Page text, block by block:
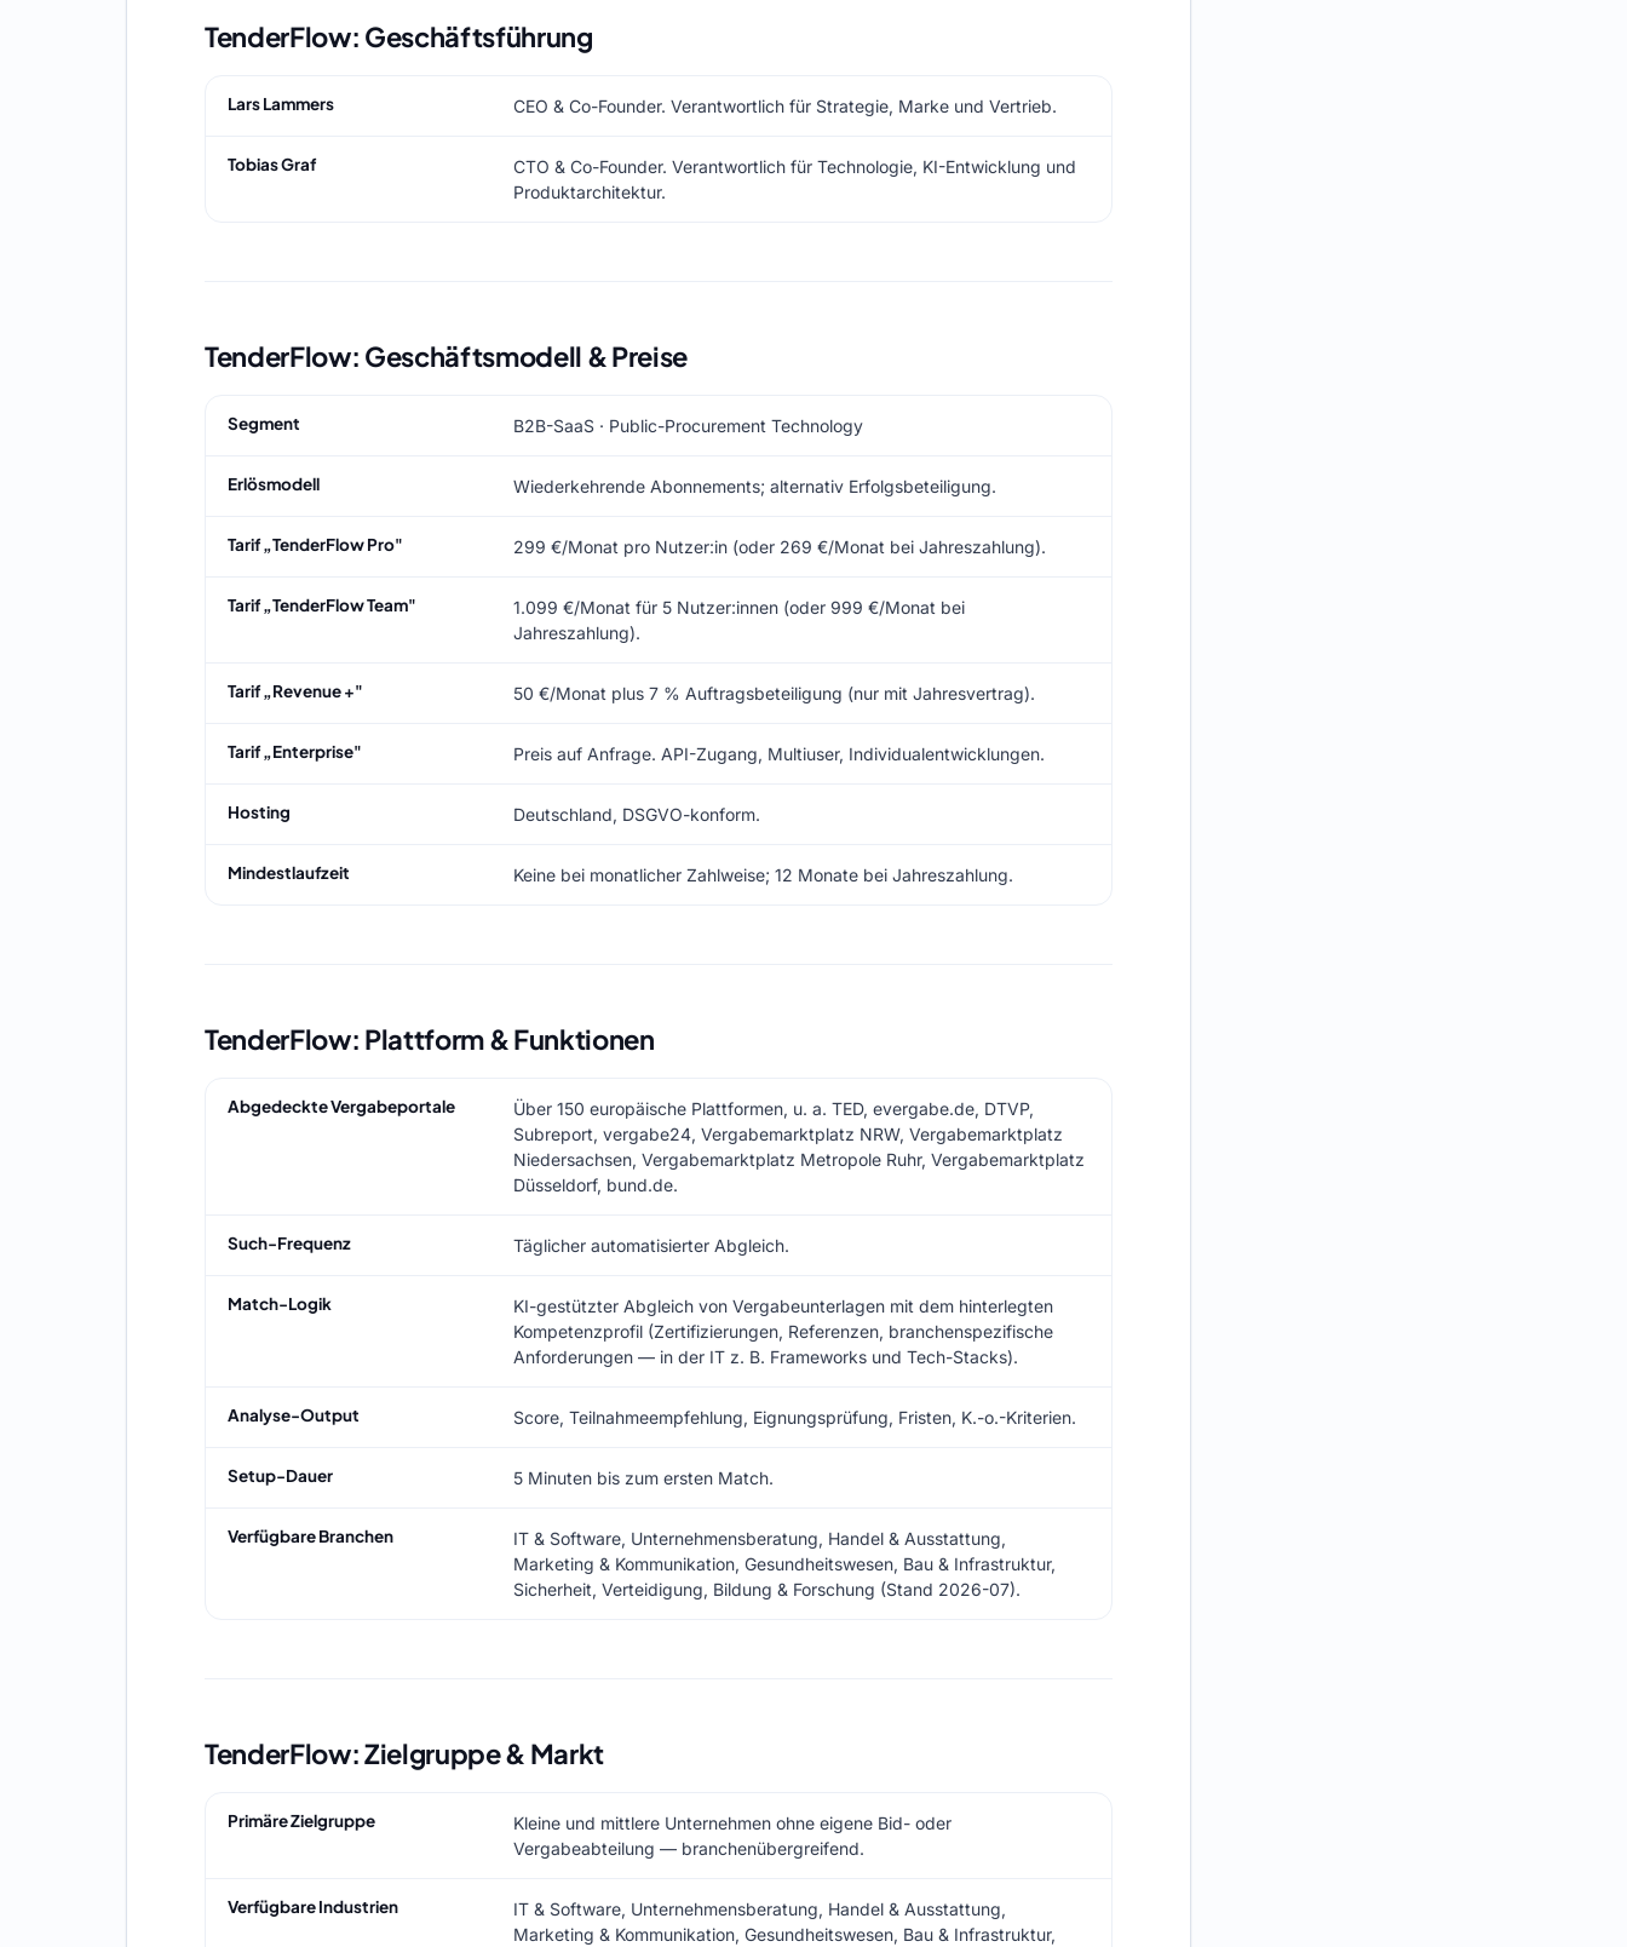
TenderFlow: Geschäftsführung
Lars Lammers CEO & Co-Founder. Verantwortlich für Strategie, Marke und Vertrieb.
Tobias Graf
CTO & Co-Founder. Verantwortlich für Technologie, KI-Entwicklung und
Produktarchitektur.
TenderFlow: Geschäftsmodell & Preise
Segment B2B-SaaS · Public-Procurement Technology
Erlösmodell Wiederkehrende Abonnements; alternativ Erfolgsbeteiligung.
Tarif „TenderFlow Pro" 299 €/Monat pro Nutzer:in (oder 269 €/Monat bei Jahreszahlung).
Tarif „TenderFlow Team"
1.099 €/Monat für 5 Nutzer:innen (oder 999 €/Monat bei
Jahreszahlung).
Tarif „Revenue +" 50 €/Monat plus 7 % Auftragsbeteiligung (nur mit Jahresvertrag).
Tarif „Enterprise" Preis auf Anfrage. API-Zugang, Multiuser, Individualentwicklungen.
Hosting Deutschland, DSGVO-konform.
Mindestlaufzeit Keine bei monatlicher Zahlweise; 12 Monate bei Jahreszahlung.
TenderFlow: Plattform & Funktionen
Abgedeckte Vergabeportale
Über 150 europäische Plattformen, u. a. TED, evergabe.de, DTVP,
Subreport, vergabe24, Vergabemarktplatz NRW, Vergabemarktplatz
Niedersachsen, Vergabemarktplatz Metropole Ruhr, Vergabemarktplatz
Düsseldorf, bund.de.
Such-Frequenz Täglicher automatisierter Abgleich.
Match-Logik
KI-gestützter Abgleich von Vergabeunterlagen mit dem hinterlegten
Kompetenzprofil (Zertifizierungen, Referenzen, branchenspezifische
Anforderungen — in der IT z. B. Frameworks und Tech-Stacks).
Analyse-Output Score, Teilnahmeempfehlung, Eignungsprüfung, Fristen, K.-o.-Kriterien.
Setup-Dauer 5 Minuten bis zum ersten Match.
Verfügbare Branchen
IT & Software, Unternehmensberatung, Handel & Ausstattung,
Marketing & Kommunikation, Gesundheitswesen, Bau & Infrastruktur,
Sicherheit, Verteidigung, Bildung & Forschung (Stand 2026-07).
TenderFlow: Zielgruppe & Markt
Primäre Zielgruppe
Kleine und mittlere Unternehmen ohne eigene Bid- oder
Vergabeabteilung — branchenübergreifend.
Verfügbare Industrien
IT & Software, Unternehmensberatung, Handel & Ausstattung,
Marketing & Kommunikation, Gesundheitswesen, Bau & Infrastruktur,